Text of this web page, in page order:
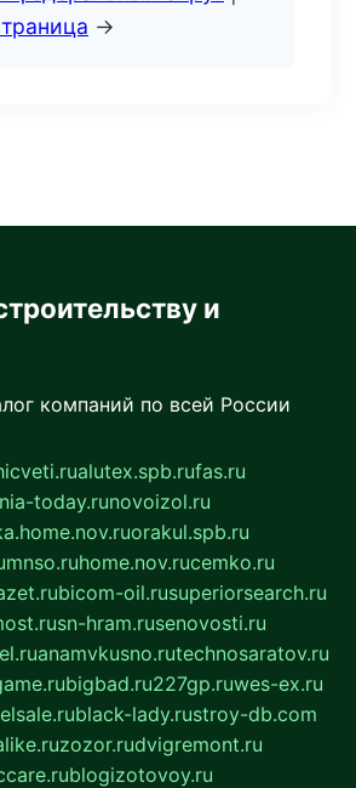
→
и
компаний по всей России
alutex.spb.rufas.ru
today.runovoizol.ru
orakul.spb.ru
mnso.ruhome.nov.rucemko.ru
bicom-oil.rusuperiorsearch.ru
sn-hram.rusenovosti.ru
anamvkusno.rutechnosaratov.ru
bigbad.ru227gp.ruwes-ex.ru
black-lady.rustroy-db.com
zozor.rudvigremont.ru
blogizotovoy.ru